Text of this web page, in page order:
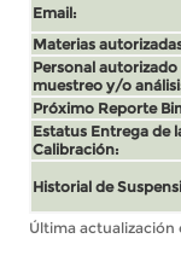
Email:
Materias
Personal autorizado
muestreo y/o
Próximo Reporte
Estatus Entrega de
Calibración:
Historial de
Última actualización